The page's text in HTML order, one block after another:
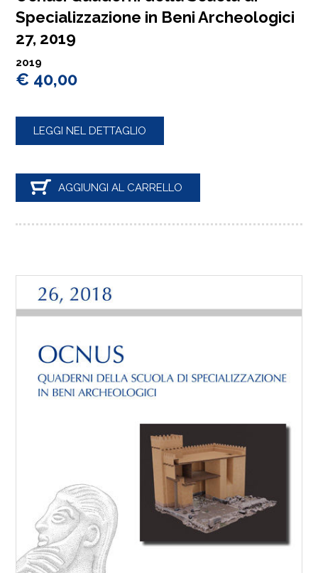
Specializzazione in Beni Archeologici
27, 2019
2019
€ 40,00
LEGGI NEL DETTAGLIO
AGGIUNGI AL CARRELLO